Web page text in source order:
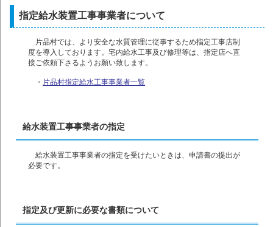
指定給水装置工事事業者について
片品村では、より安全な水質管理に従事するため指定工事店制
度を導入しております。宅内給水工事及び修理等は、指定店へ直
接ご依頼下さるようお願い致します。
・ 片品村指定給水工事事業者一覧
給水装置工事事業者の指定
給水装置工事事業者の指定を受けたいときは、申請書の提出が
必要です。
指定及び更新に必要な書類について